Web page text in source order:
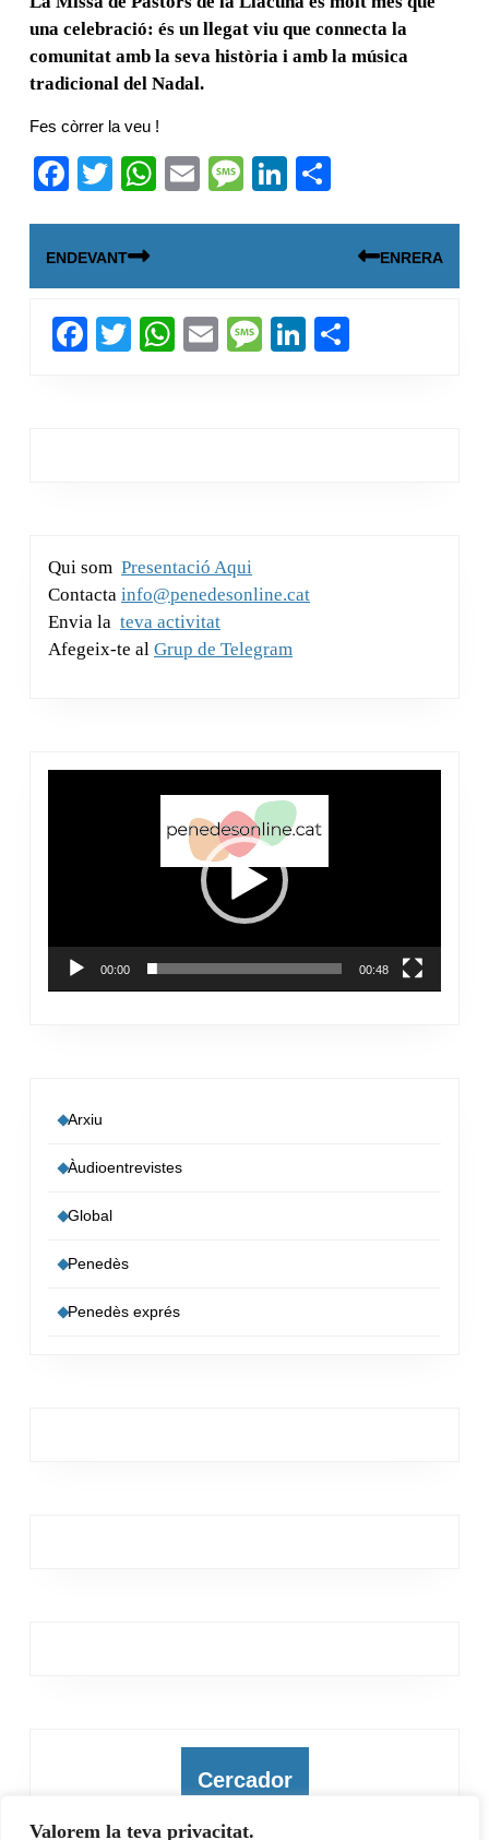
Valorem la teva privacitat.
una celebració: és un llegat viu que connecta la
comunitat amb la seva història i amb la música
tradicional del Nadal.
Fes còrrer la veu !
F
c
e
b
o
T
tt
er
W
s
A
p
E
M
a
g
e
Li
e
dI
n
m
p
ar
te
Navegació
d'entrades
ENRERA
post:
ENDEVANT
post:
F
k
T
W E
M
Li
Qui som Presentació Aqui
Contacta info@penedesonline.cat
Envia la teva activitat
Afegeix-te al Grup de Telegram
00:00 00:48
Arxiu
Àudioentrevistes
Global
Penedès
Penedès exprés
Cercador